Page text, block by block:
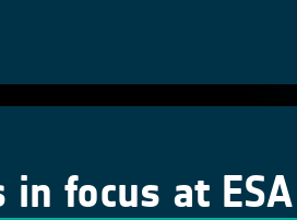
focus at